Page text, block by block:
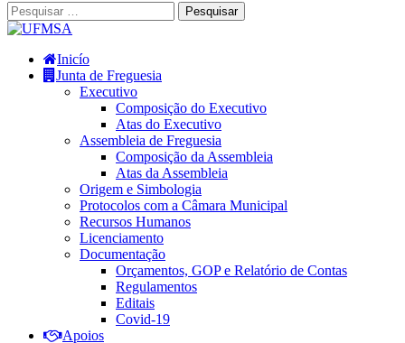
Pesquisar
por:
Inicío
Junta de Freguesia
Executivo
Composição do Executivo
Atas do Executivo
Assembleia de Freguesia
Composição da Assembleia
Atas da Assembleia
Origem e Simbologia
Protocolos com a Câmara Municipal
Recursos Humanos
Licenciamento
Documentação
Orçamentos, GOP e Relatório de Contas
Regulamentos
Editais
Covid-19
Apoios